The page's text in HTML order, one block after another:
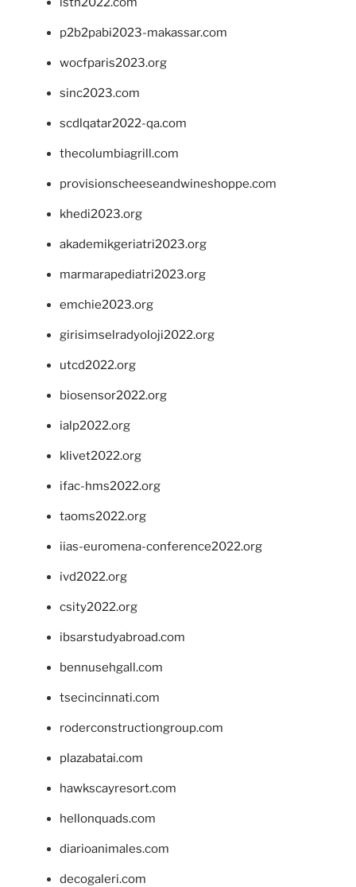
p2b2pabi2023-makassar.com
wocfparis2023.org
sinc2023.com
scdlqatar2022-qa.com
thecolumbiagrill.com
provisionscheeseandwineshoppe.com
khedi2023.org
akademikgeriatri2023.org
marmarapediatri2023.org
emchie2023.org
girisimselradyoloji2022.org
utcd2022.org
biosensor2022.org
ialp2022.org
klivet2022.org
ifac-hms2022.org
taoms2022.org
iias-euromena-conference2022.org
ivd2022.org
csity2022.org
ibsarstudyabroad.com
bennusehgall.com
tsecincinnati.com
roderconstructiongroup.com
plazabatai.com
hawkscayresort.com
hellonquads.com
diarioanimales.com
decogaleri.com